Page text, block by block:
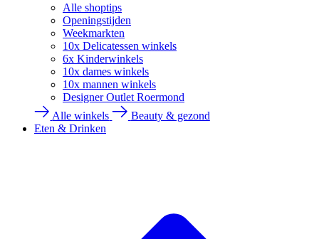
Alle shoptips
Openingstijden
Weekmarkten
10x Delicatessen winkels
6x Kinderwinkels
10x dames winkels
10x mannen winkels
Designer Outlet Roermond
Alle winkels
Beauty & gezond
Eten & Drinken